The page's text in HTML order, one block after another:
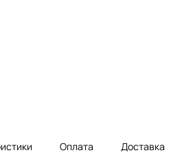
Оплата Доставка